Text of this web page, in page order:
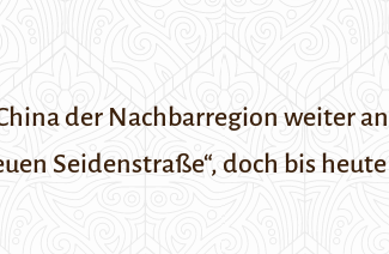
der Nachbarregion weiter
Seidenstraße“, doch bis